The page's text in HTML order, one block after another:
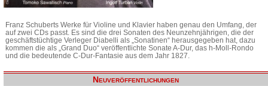
Franz Schuberts Werke für Violine und Klavier haben genau den Umfang, der
auf zwei CDs passt. Es sind die drei Sonaten des Neunzehnjährigen, die der
geschäftstüchtige Verleger Diabelli als „Sonatinen“ herausgegeben hat, dazu
kommen die als „Grand Duo“ veröffentlichte Sonate A-Dur, das h-Moll-Rondo
und die bedeutende C-Dur-Fantasie aus dem Jahr 1827.
Neuveröffentlichungen